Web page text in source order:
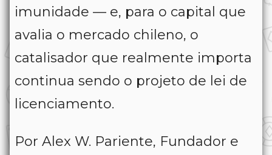
imunidade — e, para o capital que
avalia o mercado chileno, o
catalisador que realmente importa
continua sendo o projeto de lei de
licenciamento.
Por Alex W. Pariente, Fundador e